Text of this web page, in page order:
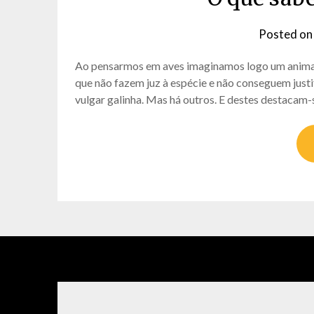
Posted on
Ao pensarmos em aves imaginamos logo um
que não fazem juz à espécie e não conseguem
vulgar galinha. Mas há outros. E destes